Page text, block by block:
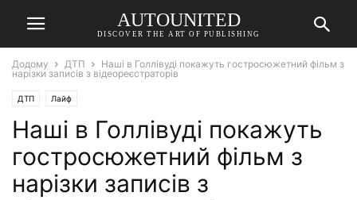
AUTOUNITED
DISCOVER THE ART OF PUBLISHING
Додому ДТП
Наші в Голлівуді покажуть гостросюжетний фільм з
нарізки записів з відеореєстраторів
ДТП Лайф
Наші в Голлівуді покажуть
гостросюжетний фільм з
нарізки записів з